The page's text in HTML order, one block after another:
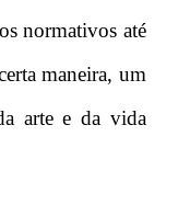
normativos até
maneira, um
arte e da vida